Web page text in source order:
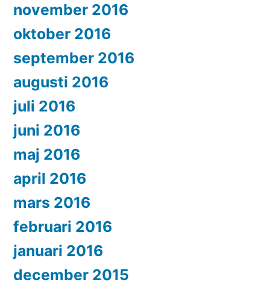
november 2016
oktober 2016
september 2016
augusti 2016
juli 2016
juni 2016
maj 2016
april 2016
mars 2016
februari 2016
januari 2016
december 2015